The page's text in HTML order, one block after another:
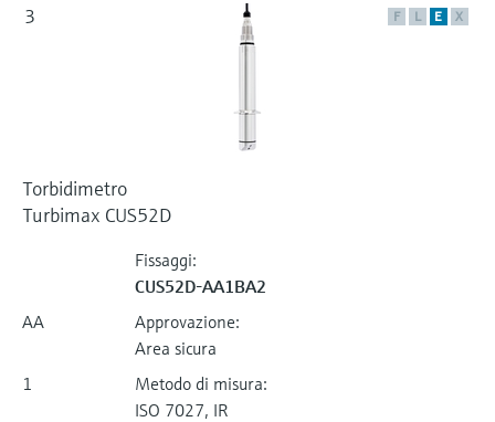
3 F L E X
Torbidimetro
Turbimax CUS52D
Fissaggi:
CUS52D-AA1BA2
Approvazione:
AA
Area sicura
Metodo di misura:
1
ISO 7027, IR